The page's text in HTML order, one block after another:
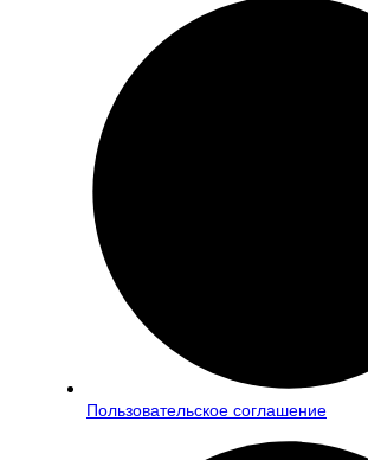
Пользовательское соглашение